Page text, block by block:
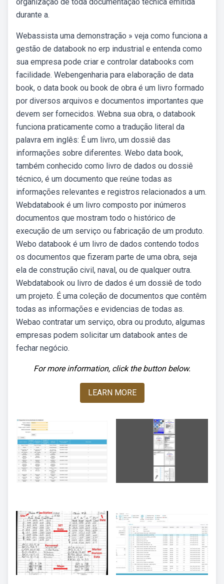
durante a.
Webassista uma demonstração » veja como funciona a
gestão de databook no erp industrial e entenda como
sua empresa pode criar e controlar databooks com
facilidade. Webengenharia para elaboração de data
book, o data book ou book de obra é um livro formado
por diversos arquivos e documentos importantes que
devem ser fornecidos. Webna sua obra, o databook
funciona praticamente como a tradução literal da
palavra em inglês: É um livro, um dossiê das
informações sobre diferentes. Webo data book,
também conhecido como livro de dados ou dossiê
técnico, é um documento que reúne todas as
informações relevantes e registros relacionados a um.
Webdatabook é um livro composto por inúmeros
documentos que mostram todo o histórico de
execução de um serviço ou fabricação de um produto.
Webo databook é um livro de dados contendo todos
os documentos que fizeram parte de uma obra, seja
ela de construção civil, naval, ou de qualquer outra.
Webdatabook ou livro de dados é um dossiê de todo
um projeto. É uma coleção de documentos que contêm
todas as informações e evidencias de todas as.
Webao contratar um serviço, obra ou produto, algumas
empresas podem solicitar um databook antes de
fechar negócio.
For more information, click the button below.
LEARN MORE